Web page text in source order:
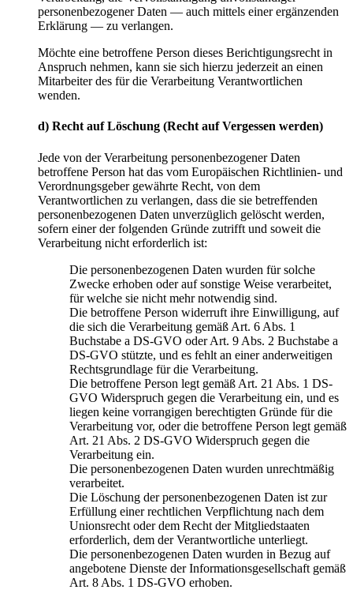
personenbezogener Daten — auch mittels einer ergänzenden
Erklärung — zu verlangen.
Möchte eine betroffene Person dieses Berichtigungsrecht in
Anspruch nehmen, kann sie sich hierzu jederzeit an einen
Mitarbeiter des für die Verarbeitung Verantwortlichen
wenden.
d) Recht auf Löschung (Recht auf Vergessen werden)
Jede von der Verarbeitung personenbezogener Daten
betroffene Person hat das vom Europäischen Richtlinien- und
Verordnungsgeber gewährte Recht, von dem
Verantwortlichen zu verlangen, dass die sie betreffenden
personenbezogenen Daten unverzüglich gelöscht werden,
sofern einer der folgenden Gründe zutrifft und soweit die
Verarbeitung nicht erforderlich ist:
Die personenbezogenen Daten wurden für solche
Zwecke erhoben oder auf sonstige Weise verarbeitet,
für welche sie nicht mehr notwendig sind.
Die betroffene Person widerruft ihre Einwilligung, auf
die sich die Verarbeitung gemäß Art. 6 Abs. 1
Buchstabe a DS-GVO oder Art. 9 Abs. 2 Buchstabe a
DS-GVO stützte, und es fehlt an einer anderweitigen
Rechtsgrundlage für die Verarbeitung.
Die betroffene Person legt gemäß Art. 21 Abs. 1 DS-
GVO Widerspruch gegen die Verarbeitung ein, und es
liegen keine vorrangigen berechtigten Gründe für die
Verarbeitung vor, oder die betroffene Person legt gemäß
Art. 21 Abs. 2 DS-GVO Widerspruch gegen die
Verarbeitung ein.
Die personenbezogenen Daten wurden unrechtmäßig
verarbeitet.
Die Löschung der personenbezogenen Daten ist zur
Erfüllung einer rechtlichen Verpflichtung nach dem
Unionsrecht oder dem Recht der Mitgliedstaaten
erforderlich, dem der Verantwortliche unterliegt.
Die personenbezogenen Daten wurden in Bezug auf
angebotene Dienste der Informationsgesellschaft gemäß
Art. 8 Abs. 1 DS-GVO erhoben.